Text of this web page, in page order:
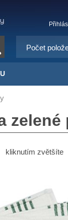
Počet
zelené
kliknutím zvětšíte